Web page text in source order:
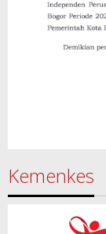
Kemenkes